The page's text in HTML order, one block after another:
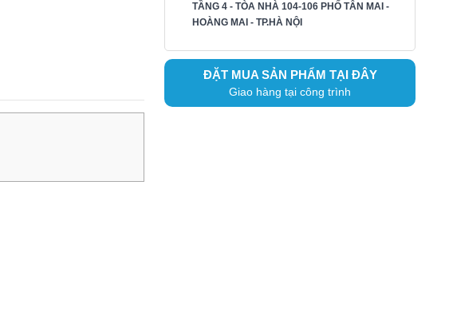
TẦNG 4 - TÒA NHÀ 104-106 PHỐ TÂN MAI -
HOÀNG MAI - TP.HÀ NỘI
ĐẶT MUA SẢN PHẨM TẠI ĐÂY
Giao hàng tại công trình